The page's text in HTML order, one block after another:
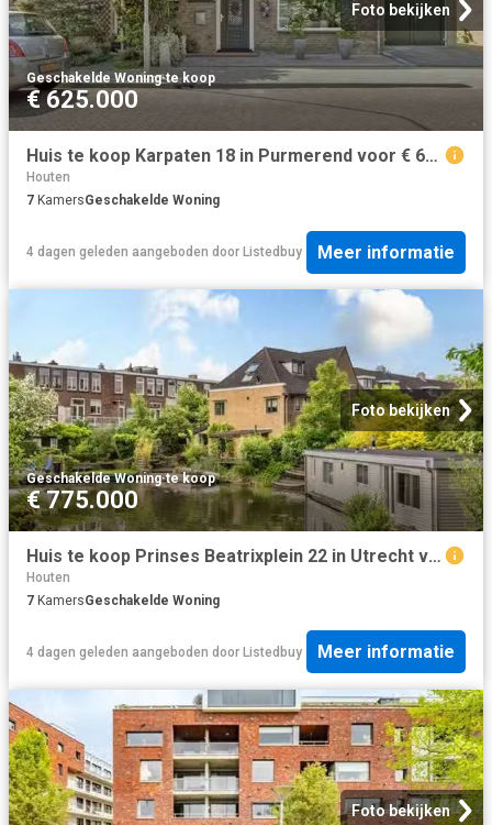
Foto bekijken
Geschakelde Woning·te koop
€ 625.000
Huis te koop Karpaten 18 in Purmerend voor € 625.000
Houten
7 KamersGeschakelde Woning
4 dagen geleden aangeboden door Listedbuy Meer informatie
Foto bekijken
Geschakelde Woning·te koop
€ 775.000
Huis te koop Prinses Beatrixplein 22 in Utrecht voor € 775.000
Houten
7 KamersGeschakelde Woning
4 dagen geleden aangeboden door Listedbuy Meer informatie
Foto bekijken